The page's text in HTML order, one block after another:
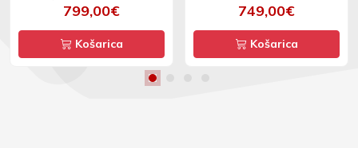
799,00€
Košarica
749,00€
Košarica